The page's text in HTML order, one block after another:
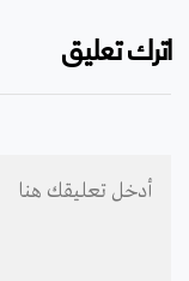
اترك تعليق